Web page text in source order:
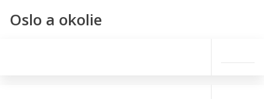
Oslo a okolie